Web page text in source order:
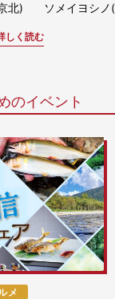
北)
しく読む
ソメイヨシノ
のイベント
メ